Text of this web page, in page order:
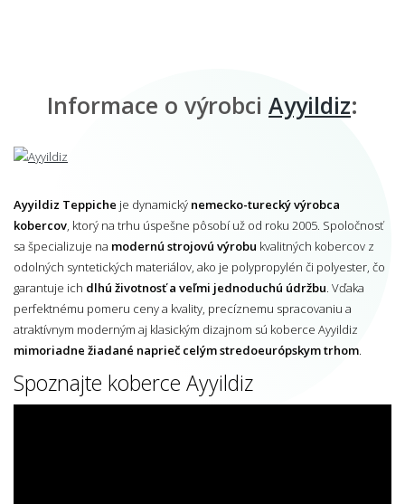
Informace o výrobci Ayyildiz:
Ayyildiz Teppiche je dynamický nemecko-turecký výrobca
kobercov, ktorý na trhu úspešne pôsobí už od roku 2005. Spoločnosť
sa špecializuje na modernú strojovú výrobu kvalitných kobercov z
odolných syntetických materiálov, ako je polypropylén či polyester, čo
garantuje ich dlhú životnosť a veľmi jednoduchú údržbu. Vďaka
perfektnému pomeru ceny a kvality, precíznemu spracovaniu a
atraktívnym moderným aj klasickým dizajnom sú koberce Ayyildiz
mimoriadne žiadané naprieč celým stredoeurópskym trhom.
Spoznajte koberce Ayyildiz